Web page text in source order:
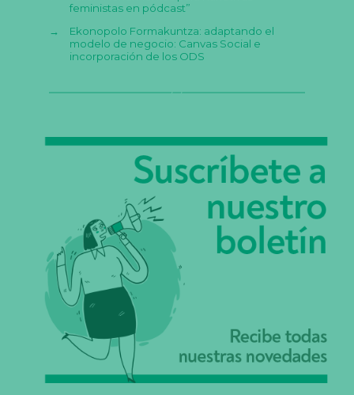
feministas en pódcast”
→
Ekonopolo Formakuntza: adaptando el
modelo de negocio: Canvas Social e
incorporación de los ODS